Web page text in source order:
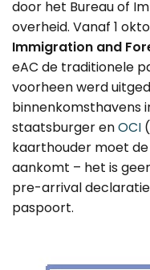
Missed Deadline
Canada
EU Citizens
NRI Guide
Mumbai
Bangalore
Languages
door het Bureau of
overheid. Vanaf 1
Immigration and
eAC de traditionele
voorheen werd
binnenkomsthavens
staatsburger enOCI
kaarthouder moet de
aankomt – het is
pre-arrival
paspoort.